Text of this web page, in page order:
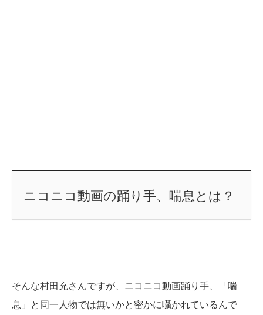
ニコニコ動画の踊り手、喘息とは？
そんな村田充さんですが、ニコニコ動画踊り手、「喘
息」と同一人物では無いかと密かに囁かれているんで